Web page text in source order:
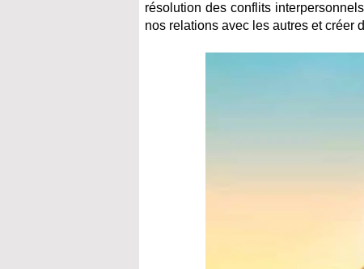
résolution des conflits
nos relations avec les autres et créer